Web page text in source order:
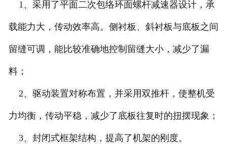
1、采用了平面二次包络环面螺杆减速器设计，承
载能力大，传动效率高。侧衬板、斜衬板与底板之间
留缝可调，能比较准确地控制留缝大小，减少了漏
料；
2、驱动装置对称布置，并采用双推杆，使整机受
力均衡，传动平稳，减少了底板往复时的扭摆现象；
3、封闭式框架结构，提高了机架的刚度。